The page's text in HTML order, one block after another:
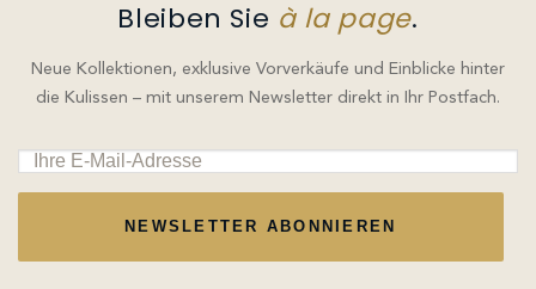
Bleiben Sie à la page.
Neue Kollektionen, exklusive Vorverkäufe und Einblicke hinter
die Kulissen – mit unserem Newsletter direkt in Ihr Postfach.
NEWSLETTER ABONNIEREN